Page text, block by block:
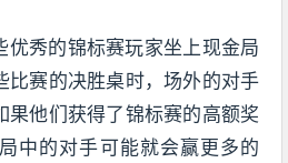
优秀的锦标赛玩家坐上现金局
比赛的决胜桌时，场外的对手
果他们获得了锦标赛的高额奖
中的对手可能就会赢更多的